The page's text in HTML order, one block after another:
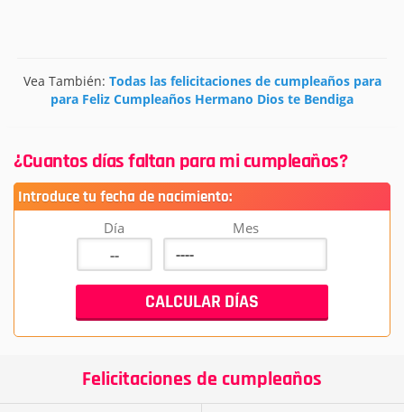
Vea También: Todas las felicitaciones de cumpleaños para
para Feliz Cumpleaños Hermano Dios te Bendiga
¿Cuantos días faltan para mi cumpleaños?
Introduce tu fecha de nacimiento:
Día Mes
Felicitaciones de cumpleaños